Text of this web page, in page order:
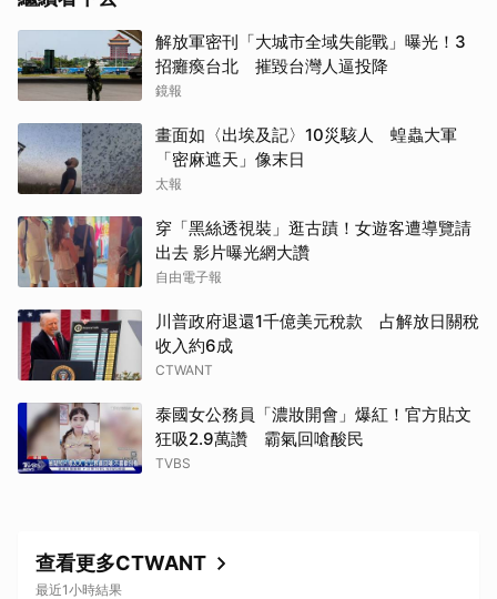
解放軍密刊「大城市全域失能戰」曝光！3
招癱瘓台北 摧毀台灣人逼投降
鏡報
畫面如〈出埃及記〉10災駭人 蝗蟲大軍
「密麻遮天」像末日
太報
穿「黑絲透視裝」逛古蹟！女遊客遭導覽請
出去 影片曝光網大讚
自由電子報
川普政府退還1千億美元稅款 占解放日關稅
收入約6成
CTWANT
泰國女公務員「濃妝開會」爆紅！官方貼文
狂吸2.9萬讚 霸氣回嗆酸民
TVBS
查看更多CTWANT
最近1小時結果